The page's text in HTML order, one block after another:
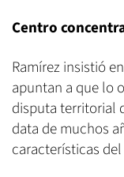
Centro
Ramírez insistió
apuntan a que lo
disputa territorial
data de muchos
características